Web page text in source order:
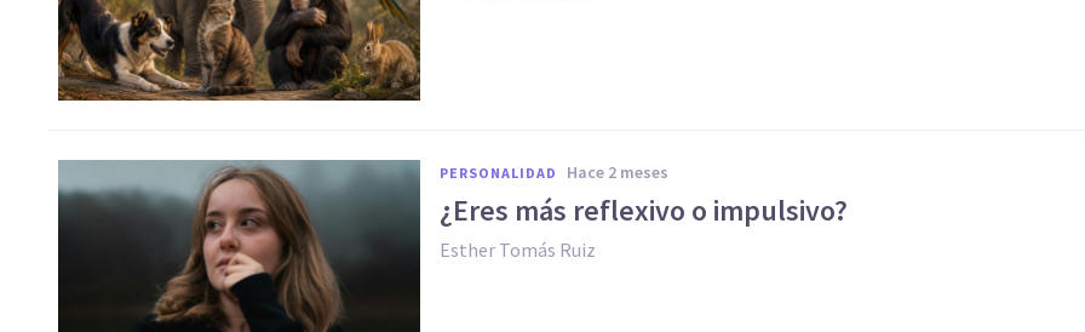
PERSONALIDAD hace 2 meses
¿Eres más reflexivo o impulsivo?
Esther Tomás Ruiz